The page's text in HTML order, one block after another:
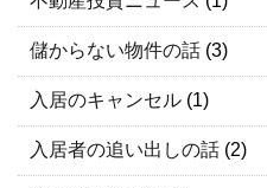
儲からない物件の話 (3)
入居のキャンセル (1)
入居者の追い出しの話 (2)